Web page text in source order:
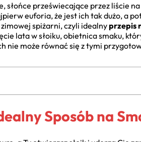
słońce przeświecające przez liście
euforia, że jest ich tak dużo, a
spiżarni, czyli idealnyprzepis
lata w słoiku, obietnica smaku,
nie może równać się z tymi
Sposób na